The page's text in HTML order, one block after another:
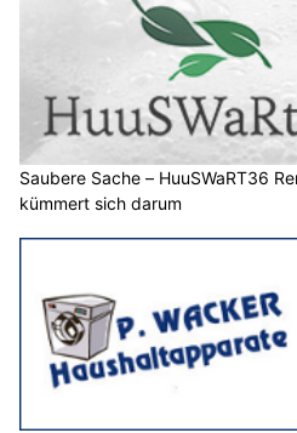
Saubere Sache – HuuSWaRT36
kümmert sich darum